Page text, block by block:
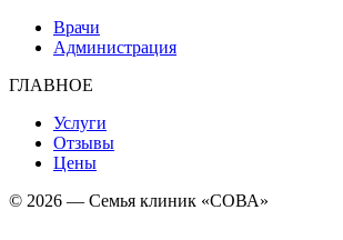
Врачи
Администрация
ГЛАВНОЕ
Услуги
Отзывы
Цены
© 2026 — Семья клиник «СОВА»